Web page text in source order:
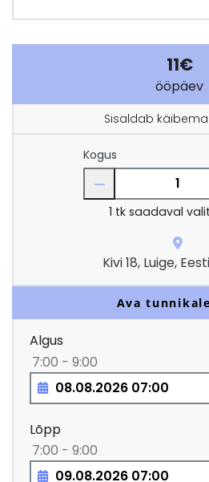
11€
ööpäev
Sisaldab
Kogus
1 tk saadaval
Kivi 18, Luige,
Ava
Algus
7:00 - 9:00
Lõpp
7:00 - 9:00